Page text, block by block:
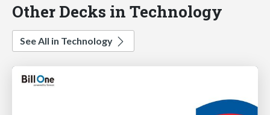
Other Decks in Technology
See All in Technology